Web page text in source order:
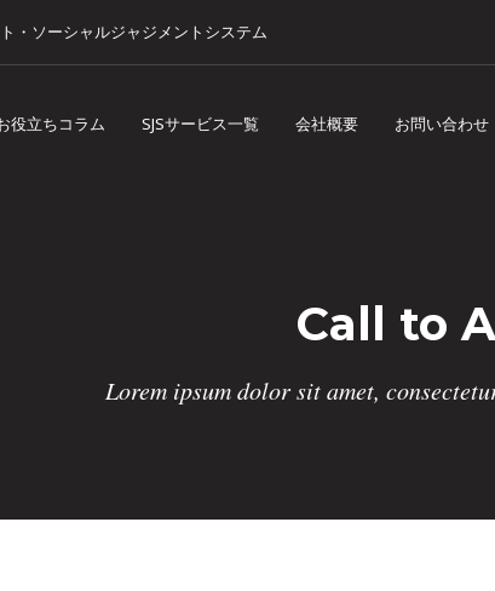
・ソーシャルジャジメントシステム
役立ちコラム SJSサービス一覧 会社概要 お問い合わせ
Call to
Lorem ipsum dolor sit amet,